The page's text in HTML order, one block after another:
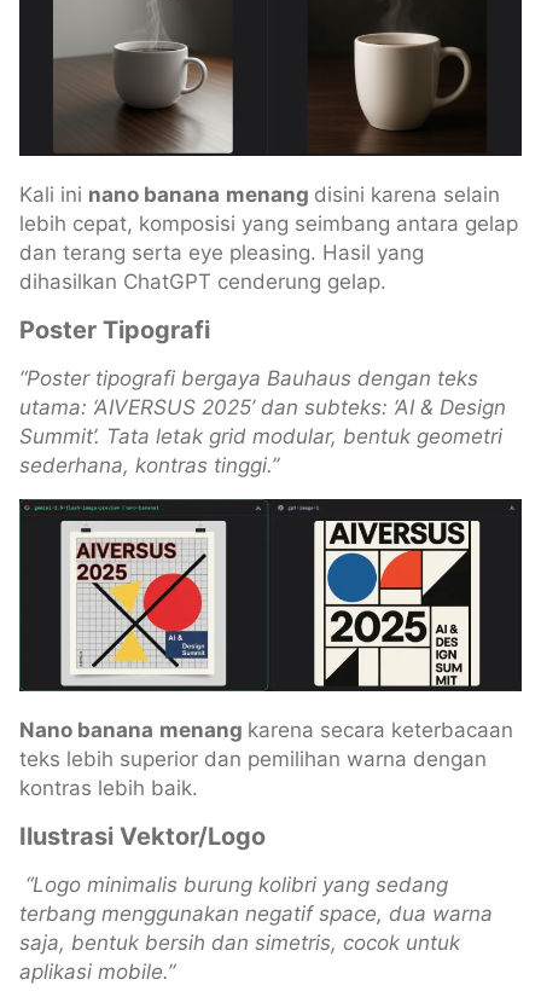
Kali ini nano banana menang disini karena selain
lebih cepat, komposisi yang seimbang antara gelap
dan terang serta eye pleasing. Hasil yang
dihasilkan ChatGPT cenderung gelap.
Poster Tipografi
“Poster tipografi bergaya Bauhaus dengan teks
utama: ‘AIVERSUS 2025’ dan subteks: ‘AI & Design
Summit’. Tata letak grid modular, bentuk geometri
sederhana, kontras tinggi.”
Nano banana menang karena secara keterbacaan
teks lebih superior dan pemilihan warna dengan
kontras lebih baik.
Ilustrasi Vektor/Logo
“Logo minimalis burung kolibri yang sedang
terbang menggunakan negatif space, dua warna
saja, bentuk bersih dan simetris, cocok untuk
aplikasi mobile.”